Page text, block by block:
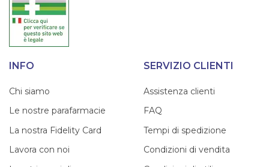
INFO
Chi siamo
Le nostre parafarmacie
La nostra Fidelity Card
Lavora con noi
SERVIZIO CLIENTI
Assistenza clienti
FAQ
Tempi di spedizione
Condizioni di vendita